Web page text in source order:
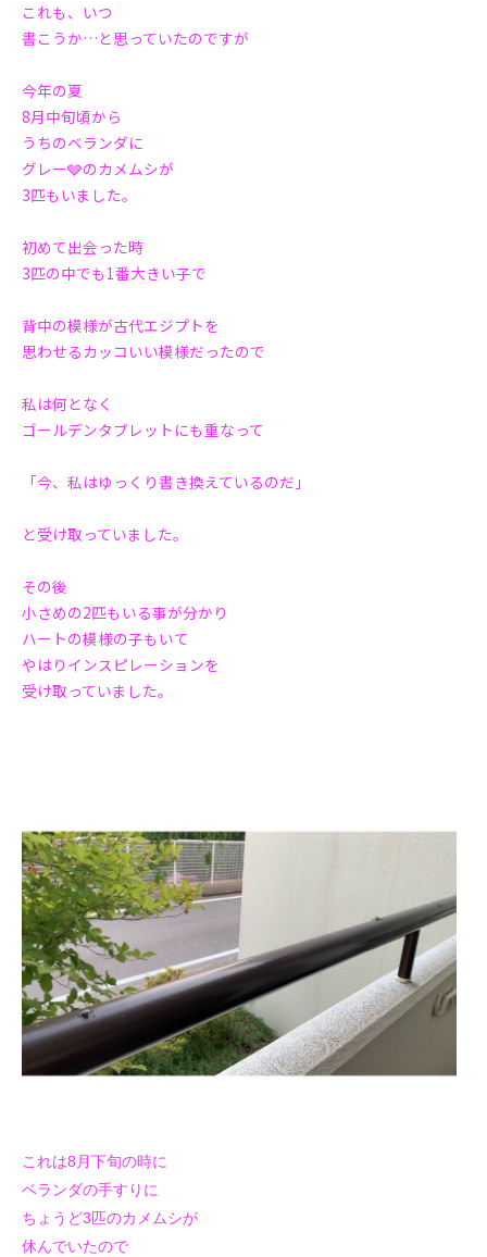
これも、いつ
書こうか…と思っていたのですが
今年の夏
8月中旬頃から
うちのベランダに
グレー🩶のカメムシが
3匹もいました。
初めて出会った時
3匹の中でも1番大きい子で
背中の模様が古代エジプトを
思わせるカッコいい模様だったので
私は何となく
ゴールデンタブレットにも重なって
「今、私はゆっくり書き換えているのだ」
と受け取っていました。
その後
小さめの2匹もいる事が分かり
ハートの模様の子もいて
やはりインスピレーションを
受け取っていました。
これは8月下旬の時に
ベランダの手すりに
ちょうど3匹のカメムシが
休んでいたので